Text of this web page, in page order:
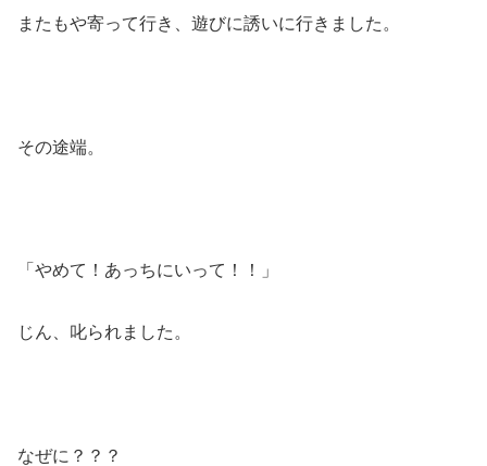
またもや寄って行き、遊びに誘いに行きました。
その途端。
「やめて！あっちにいって！！」
じん、叱られました。
なぜに？？？